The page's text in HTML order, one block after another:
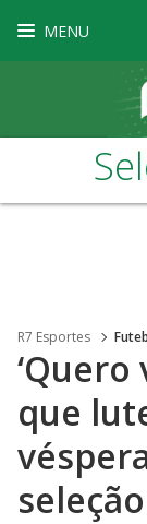
MENU
R7 Esportes
que
seleção